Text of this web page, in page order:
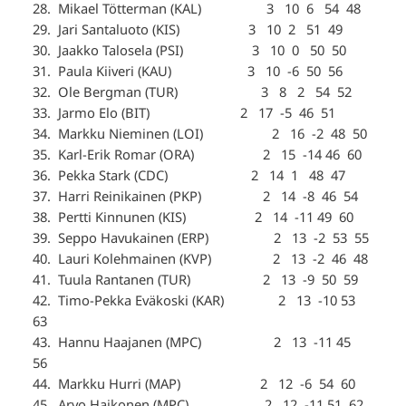
28. Mikael Tötterman (KAL) 3 10 6 54 48
29. Jari Santaluoto (KIS) 3 10 2 51 49
30. Jaakko Talosela (PSI) 3 10 0 50 50
31. Paula Kiiveri (KAU) 3 10 -6 50 56
32. Ole Bergman (TUR) 3 8 2 54 52
33. Jarmo Elo (BIT) 2 17 -5 46 51
34. Markku Nieminen (LOI) 2 16 -2 48 50
35. Karl-Erik Romar (ORA) 2 15 -14 46 60
36. Pekka Stark (CDC) 2 14 1 48 47
37. Harri Reinikainen (PKP) 2 14 -8 46 54
38. Pertti Kinnunen (KIS) 2 14 -11 49 60
39. Seppo Havukainen (ERP) 2 13 -2 53 55
40. Lauri Kolehmainen (KVP) 2 13 -2 46 48
41. Tuula Rantanen (TUR) 2 13 -9 50 59
42. Timo-Pekka Eväkoski (KAR) 2 13 -10 53
63
43. Hannu Haajanen (MPC) 2 13 -11 45
56
44. Markku Hurri (MAP) 2 12 -6 54 60